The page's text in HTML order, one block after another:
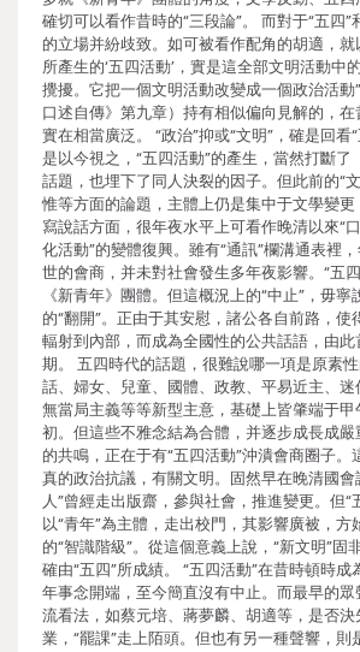
確切可以看作昔時的“三段論”。 而對于“五四”
的立場并紛歧致。如可被看作配角的胡適，
所產生的‘五四活動’，實是這全部文明活動中
攪擾。它把一個文明活動改變成一個政治活
口述自傳》第九章）持有相似偏向見解的，在
實在相當廣泛。 “政治”抑或“文明”，確是回看
是以今視之，“五四活動”的產生，當然打斷了
話題，也埋下了同人決裂的因子。但此前的“
惟等方面的論題，主體上仍是集中于文學變
寫說話方面，很年夜水平上可看作晚清以來“
化活動”的變體復興。雖有“通訊”欄溝通表裡
世的會商，并未對社會發生多年夜影響。“五
《新青年》團體。但這概況上的“中止”，毋寧
的“翻開”。正由于其安慰，諸公各自前路，
輻射到內部，而成為全國性的公共話語，由
期。 五四時代的話題，很難說哪一項是原素
話、婦女、兒童、國體、政教、平易近主、迷
無當局主義等等新型主意，基礎上皆肇端于
初。但這些不雅念結為合體，并逐步成長成
的共鳴，正在于有“五四活動”沖潰會商圈子
真的政治抗議，有關文明。固然早在晚清國
人”曾經走出版齋，參與社會，推進變更。但“
以“青年”為主體，走出校門，其影響廣被，方
的“智識階級”。從這個意義上說，“新文明”固
確由“五四”所成績。 “五四活動”在昔時頓時
年事念開端，至今簡直沒有中止。而最早的
流看法，如蔡元培、蔣夢麟、胡適等，是否
業，“罷課”走上陌頭。但也有另一種聲響，